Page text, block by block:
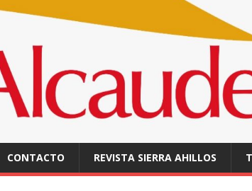
CONTACTO REVISTA SIERRA AHILLOS